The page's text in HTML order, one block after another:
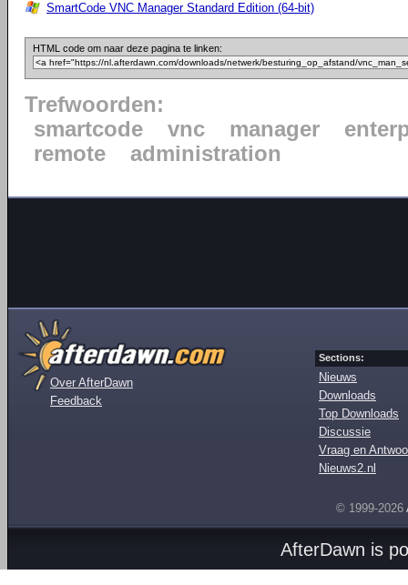
SmartCode VNC Manager Standard Edition (64-bit)
HTML code om naar deze pagina te linken:
Trefwoorden:
smartcode
vnc manager
remote
administration
Over AfterDawn
Feedback
Sections:
Nieuws
Downloads
Top Downloads
Discussie
Vraag en
Nieuws2.nl
© 1999-2026
AfterDawn is